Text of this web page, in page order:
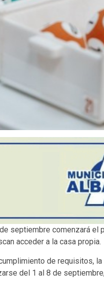
septiembre comenzará el
acceder a la casa propia.
de requisitos,
del 1 al 8 de